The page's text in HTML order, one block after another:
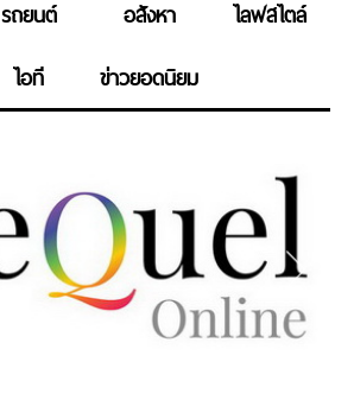
รถยนต์ อสังหา
ไลฟสไตล์
ไอที ข่าวยอดนิยม